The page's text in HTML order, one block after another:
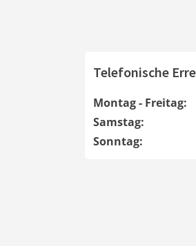
Telefonische
Montag - Freitag:
Samstag:
Sonntag: